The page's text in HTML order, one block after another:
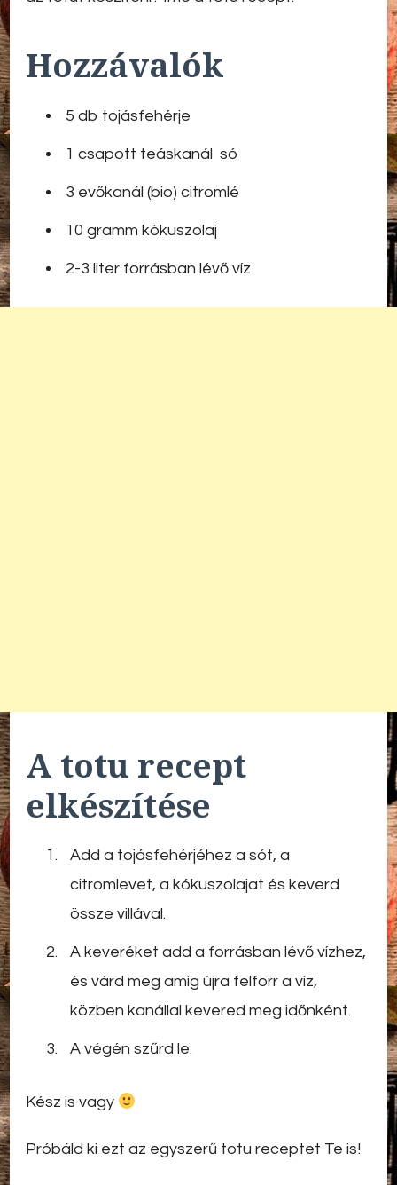
Hozzávalók
5 db tojásfehérje
1 csapott teáskanál só
3 evőkanál (bio) citromlé
10 gramm kókuszolaj
2-3 liter forrásban lévő víz
A totu recept
elkészítése
Add a tojásfehérjéhez a sót, a
citromlevet, a kókuszolajat és keverd
össze villával.
A keveréket add a forrásban lévő vízhez,
és várd meg amíg újra felforr a víz,
közben kanállal kevered meg időnként.
A végén szűrd le.
Kész is vagy
Próbáld ki ezt az egyszerű totu receptet Te is!